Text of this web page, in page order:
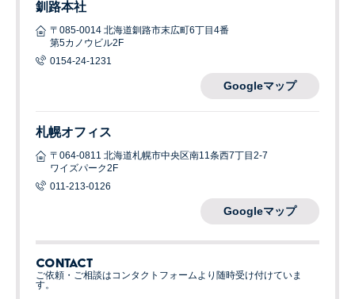
釧路本社
〒085-0014 北海道釧路市末広町6丁目4番
第5カノウビル2F
0154-24-1231
Googleマップ
札幌オフィス
〒064-0811 北海道札幌市中央区南11条西7丁目2-7
ワイズパーク2F
011-213-0126
Googleマップ
CONTACT
ご依頼・ご相談はコンタクトフォームより随時受け付けていま
す。